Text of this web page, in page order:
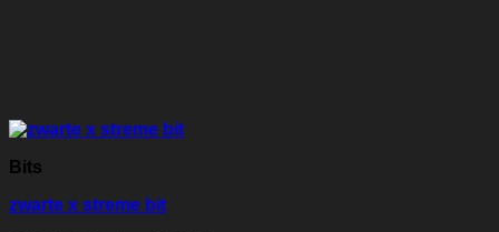
Bits
zwarte x streme bit